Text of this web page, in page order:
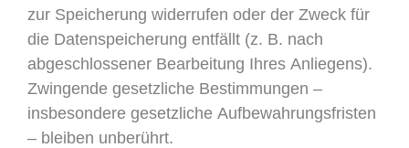
zur Speicherung widerrufen oder der Zweck für
die Datenspeicherung entfällt (z. B. nach
abgeschlossener Bearbeitung Ihres Anliegens).
Zwingende gesetzliche Bestimmungen –
insbesondere gesetzliche Aufbewahrungsfristen
– bleiben unberührt.